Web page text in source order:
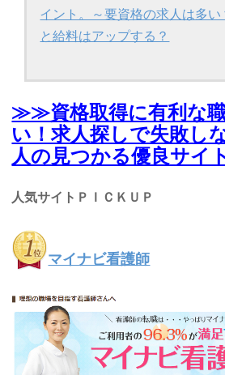
イント。～要資格の求人は多
と給料はアップする？
≫≫資格取得に有利な
い！求人探しで失敗し
人の見つかる優良サイ
人気サイトＰＩＣＫＵＰ
マイナビ看護師